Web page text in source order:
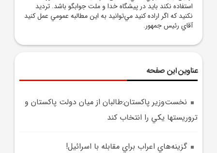
استفاده نکند بايد در پيشگاه خدا و ملت جوابگو باشد. ترديد
نکنيد که اگر اراده کنيد مي‌توانيد به اين مطالبه عمومي عمل کنيد
آقاي رئيس‌ جمهور.
عناوین این صفحه
نخست‌وزير پاکستان:طالبان از ميان دولت پاکستان و
تروريستها يکي را انتخاب کند
گزينه‌هاي اعراب براي مقابله با اسرائيل!